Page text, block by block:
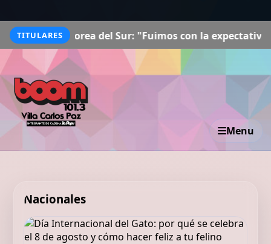
TITULARES
Sur: "Fuimos con la expectativa de priorizar el
Menu
Nacionales